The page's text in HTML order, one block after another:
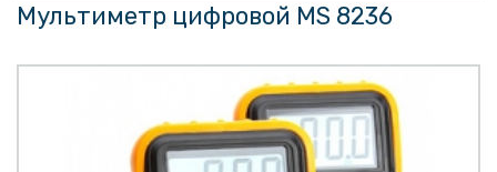
Мультиметр цифровой MS 8236